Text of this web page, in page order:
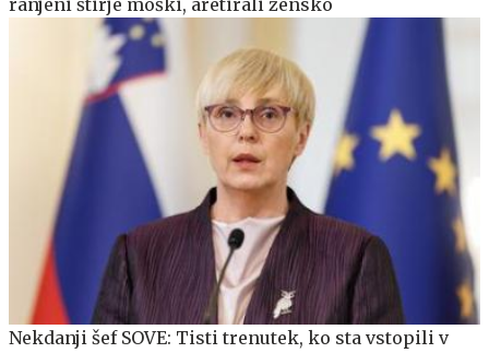
Nekdanji šef SOVE: Tisti trenutek, ko sta vstopili v